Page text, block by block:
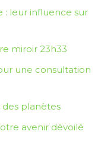
: leur influence sur
miroir 23h33
une consultation
des planètes
avenir dévoilé